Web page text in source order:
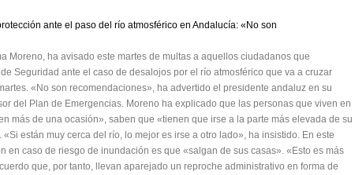
ante el paso del río atmosférico en Andalucía: «No son
Moreno, ha avisado este martes de multas a aquellos ciudadanos que
Seguridad ante el caso de desalojos por el río atmosférico que va a cruzar
«No son recomendaciones», ha advertido el presidente andaluz en su
del Plan de Emergencias. Moreno ha explicado que las personas que viven en
más de una ocasión», saben que «tienen que irse a la parte más elevada de su
están muy cerca del río, lo mejor es irse a otro lado», ha insistido. En este
en caso de riesgo de inundación es que «salgan de sus casas». «Esto es más
que, por tanto, llevan aparejado un reproche administrativo en forma de